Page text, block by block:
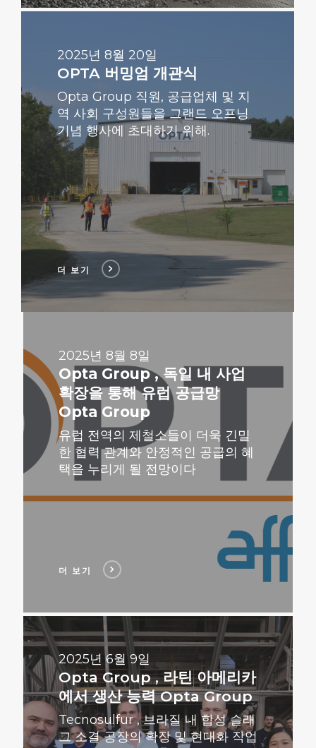
2025년 8월 20일
OPTA 버밍엄 개관식
Opta Group 직원, 공급업체 및 지
역 사회 구성원들을 그랜드 오프닝
기념 행사에 초대하기 위해.
더 보기
2025년 8월 8일
Opta Group , 독일 내 사업
확장을 통해 유럽 공급망
Opta Group
유럽 전역의 제철소들이 더욱 긴밀
한 협력 관계와 안정적인 공급의 혜
택을 누리게 될 전망이다
더 보기
기
2025년 6월 9일
Opta Group , 라틴 아메리카
에서 생산 능력 Opta Group
Tecnosulfur , 브라질 내 합성 슬래
그 소결 공장의 확장 및 현대화 작업
더
보
기